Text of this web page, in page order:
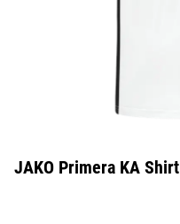
JAKO Primera KA Shirt